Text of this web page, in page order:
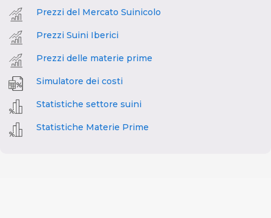
Prezzi del Mercato Suinicolo
Prezzi Suini Iberici
Prezzi delle materie prime
Simulatore dei costi
Statistiche settore suini
Statistiche Materie Prime